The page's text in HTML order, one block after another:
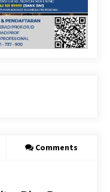
Comments